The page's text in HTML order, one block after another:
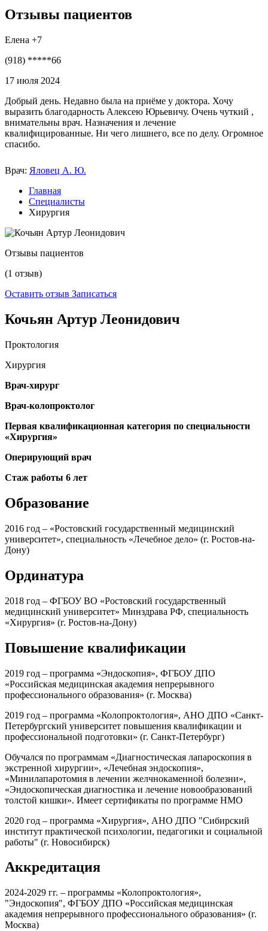
Отзывы пациентов
Елена +7
(918) *****66
17 июля 2024
Добрый день. Недавно была на приёме у доктора. Хочу
выразить благодарность Алексею Юрьевичу. Очень чуткий ,
внимательны врач. Назначения и лечение
квалифицированные. Ни чего лишнего, все по делу. Огромное
спасибо.
Врач: Яловец А. Ю.
Главная
Специалисты
Хирургия
Отзывы пациентов
(1 отзыв)
Оставить отзыв Записаться
Кочьян Артур Леонидович
Проктология
Хирургия
Врач-хирург
Врач-колопроктолог
Первая квалификационная категория по специальности
«Хирургия»
Оперирующий врач
Стаж работы 6 лет
Образование
2016 год – «Ростовский государственный медицинский
университет», специальность «Лечебное дело» (г. Ростов-на-
Дону)
Ординатура
2018 год – ФГБОУ ВО «Ростовский государственный
медицинский университет» Минздрава РФ, специальность
«Хирургия» (г. Ростов-на-Дону)
Повышение квалификации
2019 год – программа «Эндоскопия», ФГБОУ ДПО
«Российская медицинская академия непрерывного
профессионального образования» (г. Москва)
2019 год – программа «Колопроктология», АНО ДПО «Санкт-
Петербургский университет повышения квалификации и
профессиональной подготовки» (г. Санкт-Петербург)
Обучался по программам «Диагностическая лапароскопия в
экстренной хирургии», «Лечебная эндоскопия»,
«Минилапаротомия в лечении желчнокаменной болезни»,
«Эндоскопическая диагностика и лечение новообразований
толстой кишки». Имеет сертификаты по программе НМО
2020 год – программа «Хирургия», АНО ДПО "Сибирский
институт практической психологии, педагогики и социальной
работы" (г. Новосибирск)
Аккредитация
2024-2029 гг. – программы «Колопроктология»,
"Эндоскопия", ФГБОУ ДПО «Российская медицинская
академия непрерывного профессионального образования» (г.
Москва)